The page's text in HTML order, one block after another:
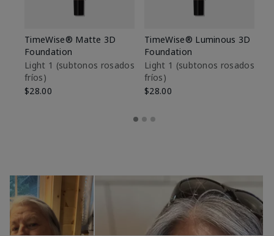
TimeWise® Matte 3D
Foundation
Light 1​ (subtonos rosados
fríos)
$28.00
TimeWise® Luminous 3D
Foundation
Light 1​ (subtonos rosados
fríos)
$28.00